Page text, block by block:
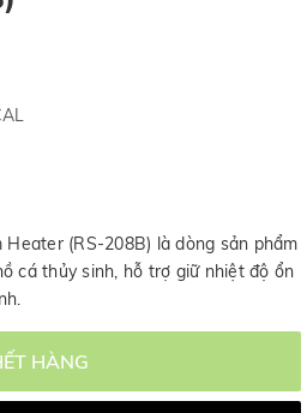
Heater (RS-208B) là dòng sản phẩm
cá thủy sinh, hỗ trợ giữ nhiệt độ ổn
HÀNG